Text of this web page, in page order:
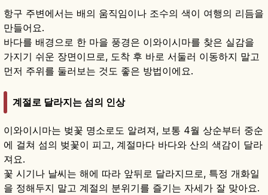
항구 주변에서는 배의 움직임이나 조수의 색이 여행의 리듬을
만들어요.
바다를 배경으로 한 마을 풍경은 이와이시마를 찾은 실감을
가지기 쉬운 장면이므로, 도착 후 바로 서둘러 이동하지 말고
먼저 주위를 둘러보는 것도 좋은 방법이에요.
계절로 달라지는 섬의 인상
이와이시마는 벚꽃 명소로도 알려져, 보통 4월 상순부터 중순
에 걸쳐 섬의 벚꽃이 피고, 계절마다 바다와 산의 색감이 달라
져요.
꽃 시기나 날씨는 해에 따라 앞뒤로 달라지므로, 특정 개화일
을 정해두지 말고 계절의 분위기를 즐기는 자세가 잘 맞아요.